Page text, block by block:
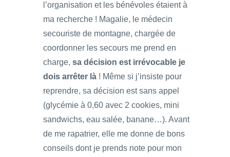
l’organisation et les bénévoles étaient à
ma recherche ! Magalie, le médecin
secouriste de montagne, chargée de
coordonner les secours me prend en
charge, sa décision est irrévocable je
dois arrêter là ! Même si j’insiste pour
reprendre, sa décision est sans appel
(glycémie à 0,60 avec 2 cookies, mini
sandwichs, eau salée, banane…). Avant
de me rapatrier, elle me donne de bons
conseils dont je prends note pour mon